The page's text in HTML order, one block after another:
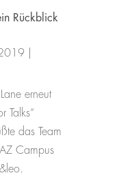
Rückblick
erneut
Talks“
das Team
Campus